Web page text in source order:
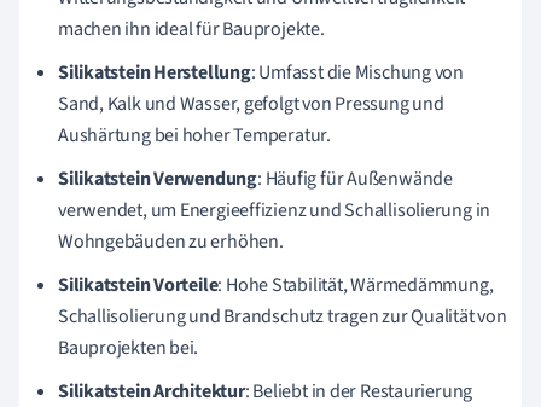
machen ihn ideal für Bauprojekte.
Silikatstein Herstellung: Umfasst die Mischung von
Sand, Kalk und Wasser, gefolgt von Pressung und
Aushärtung bei hoher Temperatur.
Silikatstein Verwendung: Häufig für Außenwände
verwendet, um Energieeffizienz und Schallisolierung in
Wohngebäuden zu erhöhen.
Silikatstein Vorteile: Hohe Stabilität, Wärmedämmung,
Schallisolierung und Brandschutz tragen zur Qualität von
Bauprojekten bei.
Silikatstein Architektur: Beliebt in der Restaurierung